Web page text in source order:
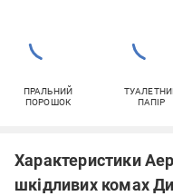
ПРАЛЬНИЙ
ПОРОШОК
ПАПІР
Характеристики
шкідливих комах